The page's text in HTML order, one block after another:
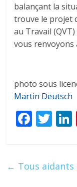
balançant la
trouve le projet
au Travail
vous renvoyons
photo sous
Martin Deutsch
F
b
T
er
← Tous aidants